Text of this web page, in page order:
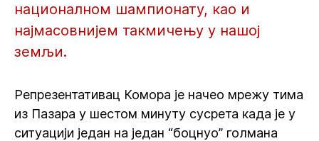
националном шампионату, као и
најмасовнијем такмичењу у нашој
земљи.
Репрезентативац Комора је начео мрежу тима
из Пазара у шестом минуту сусрета када је у
ситуацији један на један “боцнуо” голмана